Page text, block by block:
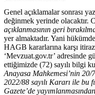
Genel açıklamalar sonrası
değinmek yerinde olacaktır.
açıklanmasının geri
yer almaktadır. Yani
HAGB kararlarına karşı
‘Mevzuat.gov.tr’ adresinde
ettiğimizde (72) sayılı bilgi
Anayasa Mahkemesi’nin
2022/88 sayılı Kararı ile bu
Gazete’de